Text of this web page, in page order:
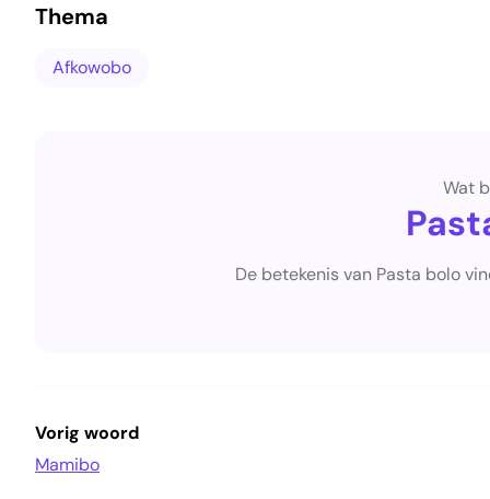
Thema
Afkowobo
Wat
De betekenis van Pasta bolo
Vorig woord
Mamibo